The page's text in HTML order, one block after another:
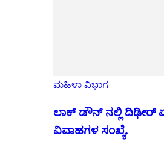
ಮಹಿಳಾ ವಿಭಾಗ
ಲಾಕ್ ಡೌನ್ ನಲ್ಲಿ ದಿಢೀರ್
ವಿವಾಹಗಳ ಸಂಖ್ಯೆ.